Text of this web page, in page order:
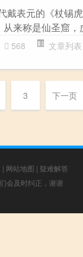
戴表元的《杖锡
来称是仙圣窟，
568 文章列表
3 下一页
| 网站地图 | 疑难解答
会及时纠正，谢谢